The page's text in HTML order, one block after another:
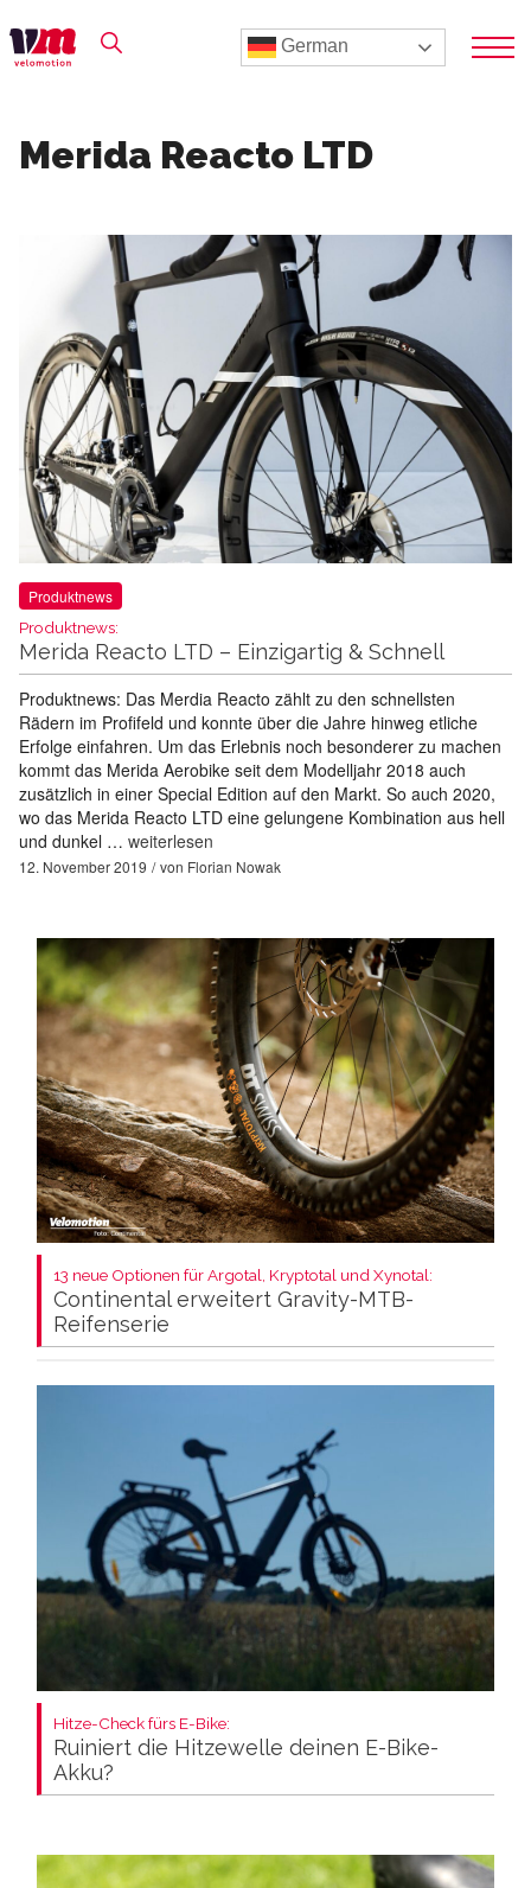
German
Merida Reacto LTD
Produktnews
Produktnews:
Merida Reacto LTD – Einzigartig & Schnell
Produktnews: Das Merdia Reacto zählt zu den schnellsten
Rädern im Profifeld und konnte über die Jahre hinweg etliche
Erfolge einfahren. Um das Erlebnis noch besonderer zu machen
kommt das Merida Aerobike seit dem Modelljahr 2018 auch
zusätzlich in einer Special Edition auf den Markt. So auch 2020,
wo das Merida Reacto LTD eine gelungene Kombination aus hell
und dunkel … weiterlesen
12. November 2019 von Florian Nowak
13 neue Optionen für Argotal, Kryptotal und Xynotal:
Continental erweitert Gravity-MTB-
Reifenserie
Hitze-Check fürs E-Bike:
Ruiniert die Hitzewelle deinen E-Bike-
Akku?